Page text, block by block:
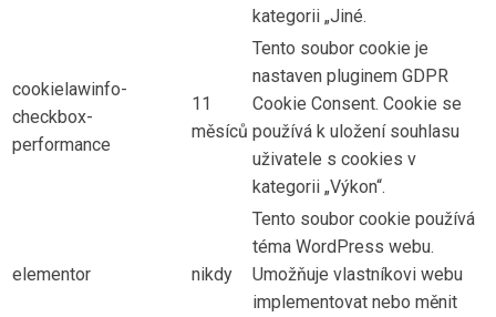
kategorii „Jiné.
cookielawinfo-
checkbox-
performance
11
měsíců
Tento soubor cookie je
nastaven pluginem GDPR
Cookie Consent. Cookie se
používá k uložení souhlasu
uživatele s cookies v
kategorii „Výkon“.
elementor nikdy
Tento soubor cookie používá
téma WordPress webu.
Umožňuje vlastníkovi webu
implementovat nebo měnit